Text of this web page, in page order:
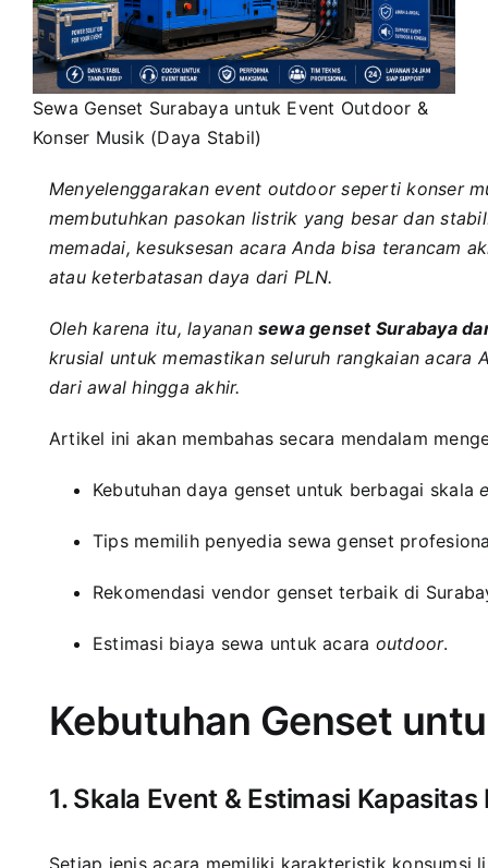
Sewa Genset Surabaya untuk Event Outdoor &
Konser Musik (Daya Stabil)
Menyelenggarakan event outdoor seperti konser
membutuhkan pasokan listrik yang besar dan
memadai, kesuksesan acara Anda bisa terancam
atau keterbatasan daya dari PLN.
Oleh karena itu, layanan sewa genset Surabaya
krusial untuk memastikan seluruh rangkaian acara
dari awal hingga akhir.
Artikel ini akan membahas secara mendalam
Kebutuhan daya genset untuk berbagai skala
Tips memilih penyedia sewa genset
Rekomendasi vendor genset terbaik di
Estimasi biaya sewa untuk acara outdoor.
Kebutuhan Genset
1. Skala Event & Estimasi Kapasitas